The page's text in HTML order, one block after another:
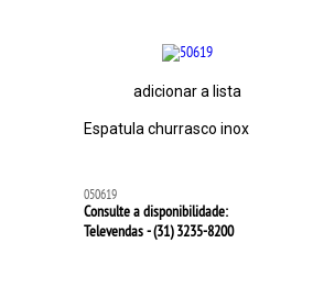
adicionar a lista
Espatula churrasco inox
050619
Consulte a disponibilidade:
Televendas - (31)3235-8200